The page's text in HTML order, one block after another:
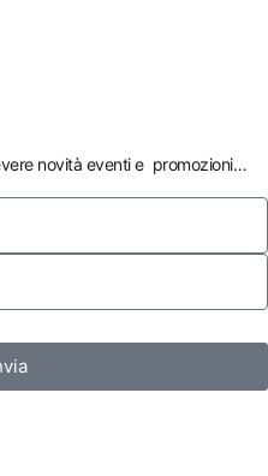
novità eventi e promozioni…